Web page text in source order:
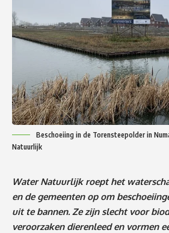
Beschoeiing in de Torensteepolder in
Natuurlijk
Water Natuurlijk roept het
en de gemeenten op om
uit te bannen. Ze zijn slecht voor
veroorzaken dierenleed en vormen